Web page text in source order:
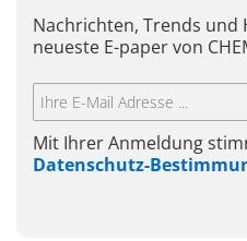
Nachrichten, Trends und
neueste E-paper von
Mit Ihrer Anmeldung
Datenschutz-